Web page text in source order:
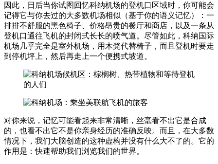
因此，日后当你试图回忆科纳机场的登机口区域时，你可能会
记得它与你去过的大多数机场相似（基于你的语义记忆）：一
排排不舒服的黑色椅子、价格昂贵的餐厅和商店，以及一条从
登机口通往飞机的封闭式长长的喷气道。尽管如此，科纳国际
机场几乎完全是室外机场，用木凳代替椅子，而且登机时要走
到停机坪上，然后再走上一个便携式坡道。
对你来说，记忆可能看起来非常清晰，丝毫看不出它是合成
的，也看不出它不是你亲身经历的准确反映。而且，在大多数
情况下，我们大脑创造的这种虚构并没有什么大不了的。它的
作用是：快速帮助我们浏览我们的世界。